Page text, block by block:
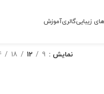
زیباییگالریآموزش
نمایش 9
12
18